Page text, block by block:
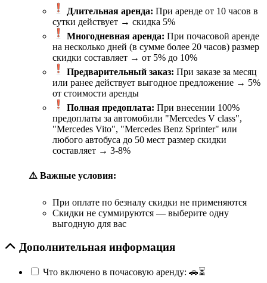
Длительная аренда: При аренде от 10 часов в
сутки действует → скидка 5%
Многодневная аренда: При почасовой аренде
на несколько дней (в сумме более 20 часов) размер
скидки составляет → от 5% до 10%
Предварительный заказ: При заказе за месяц
или ранее действует выгодное предложение → 5%
от стоимости аренды
Полная предоплата: При внесении 100%
предоплаты за автомобили "Mercedes V class",
"Mercedes Vito", "Mercedes Benz Sprinter" или
любого автобуса до 50 мест размер скидки
составляет → 3-8%
⚠️ Важные условия:
При оплате по безналу скидки не применяются
Скидки не суммируются — выберите одну
выгодную для вас
Дополнительная информация
Что включено в почасовую аренду: 🚗⏳